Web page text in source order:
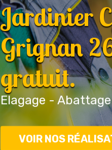
Jardinier
Grignan
gratuit.
Elagage -
VOIR NOS